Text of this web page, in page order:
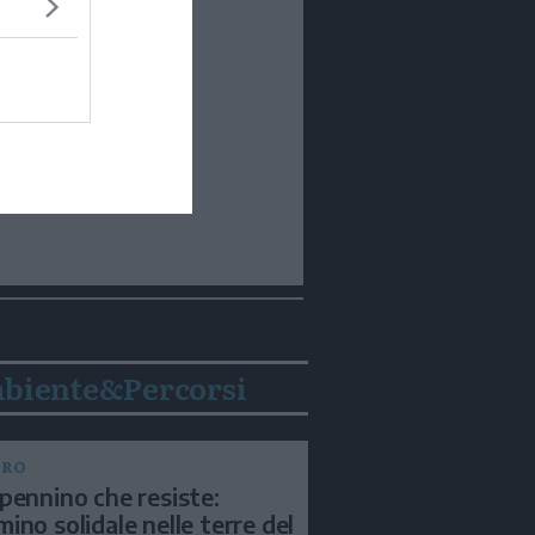
che resiste:
solidale nelle terre del